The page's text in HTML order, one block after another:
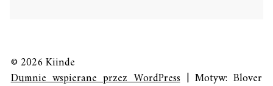
© 2026 Kiinde
Dumnie wspierane przez WordPress|Motyw: Blover